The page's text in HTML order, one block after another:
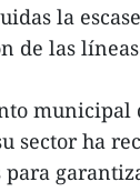
la
de las
municipal
sector ha